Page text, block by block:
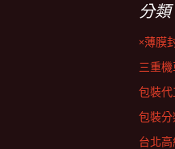
分類
×薄膜
三重
包裝代
包裝分
台北